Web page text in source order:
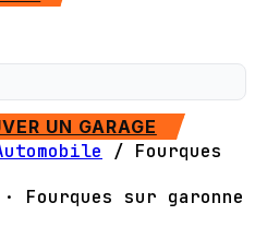
UN GARAGE
/ Fourques
Fourques sur garonne